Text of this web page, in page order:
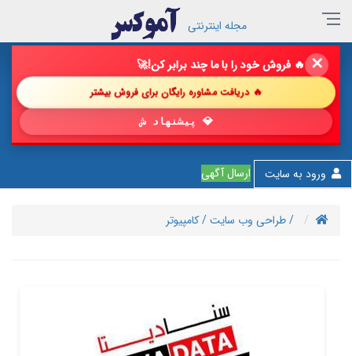
✕ 🔥 فروش خود را با ما چند برابر کن!🚀
🔥 دریافت مشاوره رایگان برای فروش بیشتر
💎 پیشنهاد شگفت‌انگیز
ورود به سایت ارسال آگهی
مجله اینترنتی
/ طراحی وب سایت/ کامپیوتر